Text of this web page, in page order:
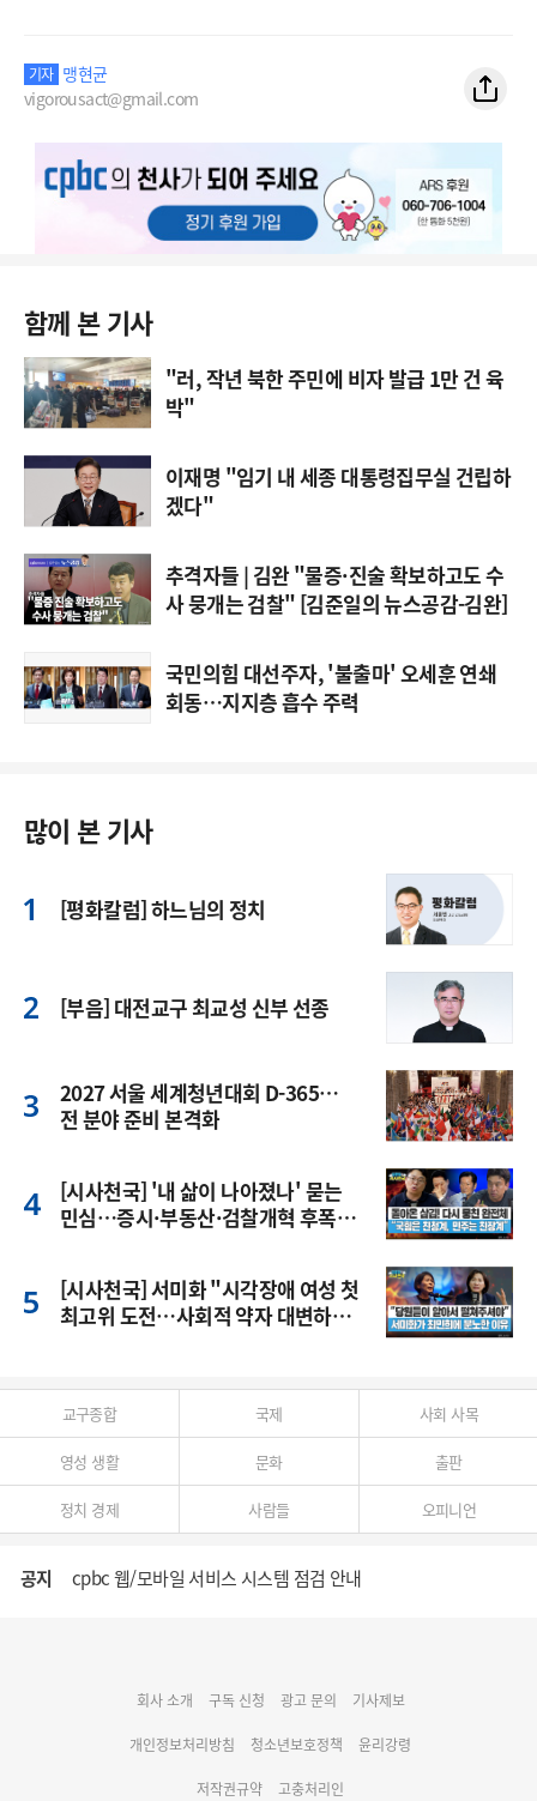
기자 맹현균
vigorousact@gmail.com
함께 본 기사
"러, 작년 북한 주민에 비자 발급 1만 건 육
박"
이재명 "임기 내 세종 대통령집무실 건립하
겠다"
추격자들 | 김완 "물증·진술 확보하고도 수
사 뭉개는 검찰" [김준일의 뉴스공감-김완]
국민의힘 대선주자, '불출마' 오세훈 연쇄
회동…지지층 흡수 주력
많이 본 기사
[평화칼럼] 하느님의 정치
[부음] 대전교구 최교성 신부 선종
2027 서울 세계청년대회 D-365…
전 분야 준비 본격화
[시사천국] '내 삶이 나아졌나' 묻는
민심…증시·부동산·검찰개혁 후폭
[시사천국] 서미화 "시각장애 여성 첫
최고위 도전…사회적 약자 대변하겠
교구종합 국제 사회 사목
영성 생활 문화 출판
정치 경제 사람들 오피니언
공지 cpbc 웹/모바일 서비스 시스템 점검 안내
명동 미디어큐브 & 1898 미디어월 공모전 수상작 발표
회사 소개 구독 신청 광고 문의 기사제보
개인정보처리방침 청소년보호정책 윤리강령
저작권규약 고충처리인